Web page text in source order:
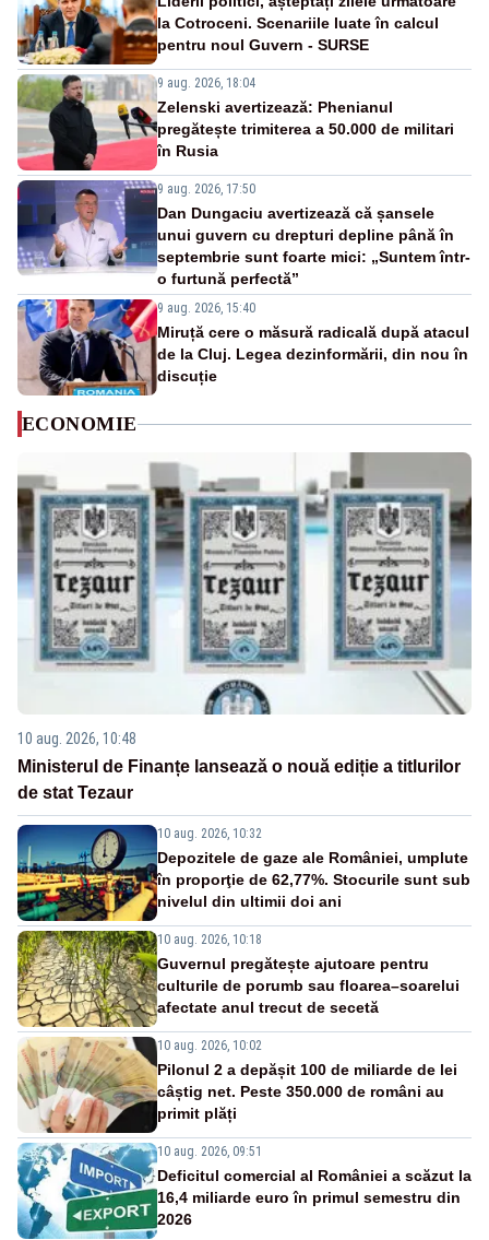
la Cotroceni. Scenariile luate în calcul
pentru noul Guvern - SURSE
9 aug. 2026, 18:04
Zelenski avertizează: Phenianul
pregătește trimiterea a 50.000 de militari
în Rusia
9 aug. 2026, 17:50
Dan Dungaciu avertizează că șansele
unui guvern cu drepturi depline până în
septembrie sunt foarte mici: „Suntem într-
o furtună perfectă”
9 aug. 2026, 15:40
Miruță cere o măsură radicală după atacul
de la Cluj. Legea dezinformării, din nou în
discuție
ECONOMIE
10 aug. 2026, 10:48
Ministerul de Finanțe lansează o nouă ediție a titlurilor
de stat Tezaur
10 aug. 2026, 10:32
Depozitele de gaze ale României, umplute
în proporţie de 62,77%. Stocurile sunt sub
nivelul din ultimii doi ani
10 aug. 2026, 10:18
Guvernul pregătește ajutoare pentru
culturile de porumb sau floarea–soarelui
afectate anul trecut de secetă
10 aug. 2026, 10:02
Pilonul 2 a depășit 100 de miliarde de lei
câștig net. Peste 350.000 de români au
primit plăți
10 aug. 2026, 09:51
Deficitul comercial al României a scăzut la
16,4 miliarde euro în primul semestru din
2026